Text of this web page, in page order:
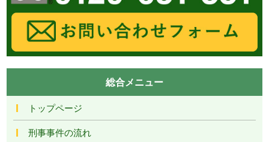
総合メニュー
トップページ
刑事事件の流れ